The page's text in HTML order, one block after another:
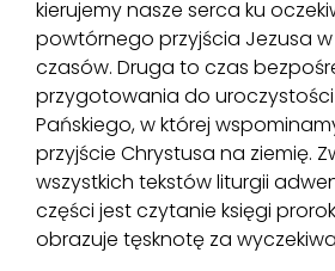
kierujemy nasze serca ku
powtórnego przyjścia Jezusa
czasów. Druga to czas
przygotowania do
Pańskiego, w której
przyjście Chrystusa na ziemię.
wszystkich tekstów liturgii
części jest czytanie księgi
obrazuje tęsknotę za